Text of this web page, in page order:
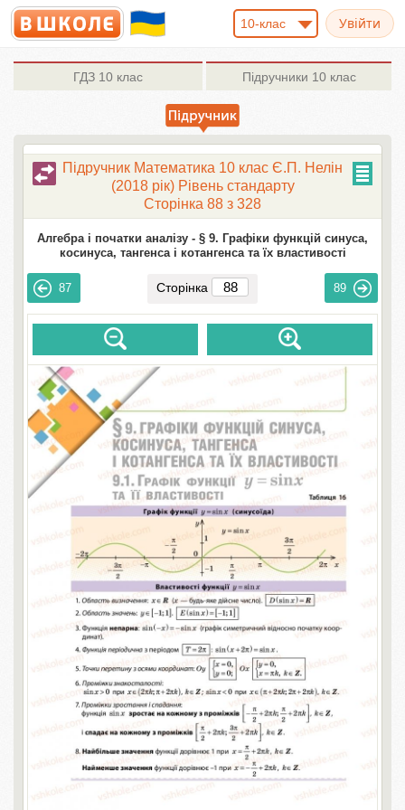
10-клас
ГДЗ 10 клас Підручники 10 клас
Підручник Математика 10 клас Є.П. Нелін
(2018 рік) Рівень стандарту
Сторінка 88 з 328
Алгебра і початки аналізу - § 9. Графіки функцій синуса,
косинуса, тангенса і котангенса та їх властивості
87 Сторінка 89